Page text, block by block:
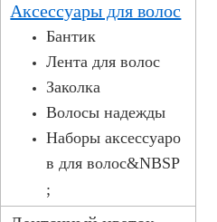
Аксессуары для волос
Бантик
Лента для волос
Заколка
Волосы надежды
Наборы аксессуаро
в для волос&NBSP
;